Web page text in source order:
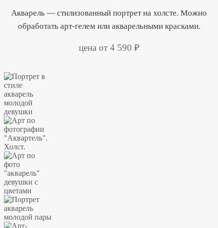
Акварель — стилизованный портрет на холсте. Можно
обработать арт-гелем или акварельными красками.
цена от 4 590 ₽